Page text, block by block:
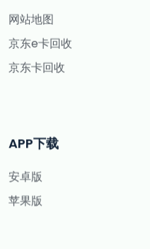
网站地图
京东e卡回收
京东卡回收
APP下载
安卓版
苹果版